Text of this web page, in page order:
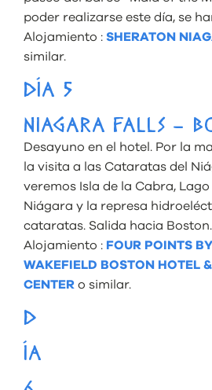
poder realizarse este día, se
Alojamiento : SHERATON
similar.
DÍA 5
NIAGARA FALLS –
Desayuno en el hotel. Por la
la visita a las Cataratas del
veremos Isla de la Cabra,
Niágara y la represa
cataratas. Salida hacia
Alojamiento : FOUR POINTS
WAKEFIELD BOSTON HOTEL
CENTER o similar.
D
ÍA